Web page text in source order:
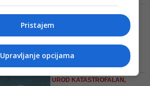
ovih područja i najavili su
očekivanja za nadolazeće sezone
mandarinama, ali i
mandarinskom dije...
No, zanimljivo je da mandarine
mogu pomoći i u borbi s
UROD KATASTROFALAN,
Pristajem
Upravljanje opcijama